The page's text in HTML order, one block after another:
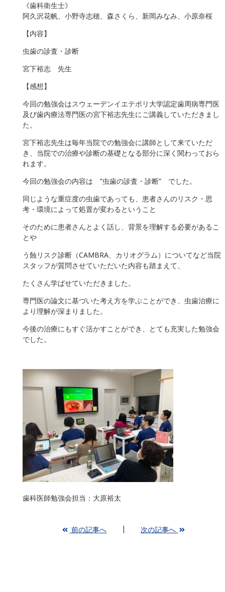
《歯科衛生士》
阿久沢花帆、小野寺志穂、森さくら、新岡みなみ、小原奈桜
【内容】
虫歯の診査・診断
宮下裕志 先生
【感想】
今回の勉強会はスウェーデンイエテボリ大学認定歯周病専門医
及び歯内療法専門医の宮下裕志先生にご講義していただきまし
た。
宮下裕志先生は毎年当院での勉強会に講師として来ていただ
き、当院での治療や診断の基礎となる部分に深く関わっておら
れます。
今回の勉強会の内容は ”虫歯の診査・診断” でした。
同じような重症度の虫歯であっても、患者さんのリスク・思
考・環境によって処置が変わるということ
そのために患者さんとよく話し、背景を理解する必要があるこ
とや
う蝕リスク診断（CAMBRA、カリオグラム）についてなど当院
スタッフが質問させていただいた内容も踏まえて、
たくさん学ばせていただきました。
専門医の論文に基づいた考え方を学ぶことができ、虫歯治療に
より理解が深まりました。
今後の治療にもすぐ活かすことができ、とても充実した勉強会
でした。
歯科医師勉強会担当：大原裕太
前の記事へ 次の記事へ